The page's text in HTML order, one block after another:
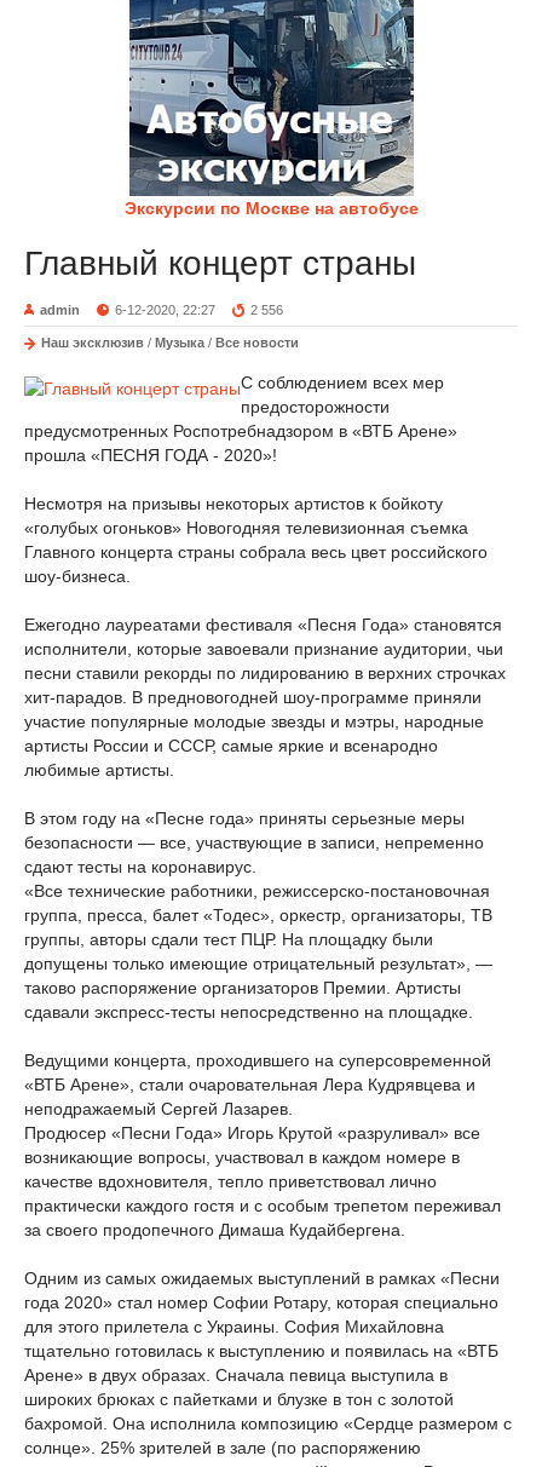
Экскурсии по Москве на автобусе
Главный концерт страны
admin 6-12-2020, 22:27 2 556
Наш эксклюзив / Музыка / Все новости
С соблюдением всех мер
предосторожности
предусмотренных Роспотребнадзором в «ВТБ Арене»
прошла «ПЕСНЯ ГОДА - 2020»!
Несмотря на призывы некоторых артистов к бойкоту
«голубых огоньков» Новогодняя телевизионная съемка
Главного концерта страны собрала весь цвет российского
шоу-бизнеса.
Ежегодно лауреатами фестиваля «Песня Года» становятся
исполнители, которые завоевали признание аудитории, чьи
песни ставили рекорды по лидированию в верхних строчках
хит-парадов. В предновогодней шоу-программе приняли
участие популярные молодые звезды и мэтры, народные
артисты России и СССР, самые яркие и всенародно
любимые артисты.
В этом году на «Песне года» приняты серьезные меры
безопасности — все, участвующие в записи, непременно
сдают тесты на коронавирус.
«Все технические работники, режиссерско-постановочная
группа, пресса, балет «Тодес», оркестр, организаторы, ТВ
группы, авторы сдали тест ПЦР. На площадку были
допущены только имеющие отрицательный результат», —
таково распоряжение организаторов Премии. Артисты
сдавали экспресс-тесты непосредственно на площадке.
Ведущими концерта, проходившего на суперсовременной
«ВТБ Арене», стали очаровательная Лера Кудрявцева и
неподражаемый Сергей Лазарев.
Продюсер «Песни Года» Игорь Крутой «разруливал» все
возникающие вопросы, участвовал в каждом номере в
качестве вдохновителя, тепло приветствовал лично
практически каждого гостя и с особым трепетом переживал
за своего продопечного Димаша Кудайбергена.
Одним из самых ожидаемых выступлений в рамках «Песни
года 2020» стал номер Софии Ротару, которая специально
для этого прилетела с Украины. София Михайловна
тщательно готовилась к выступлению и появилась на «ВТБ
Арене» в двух образах. Сначала певица выступила в
широких брюках с пайетками и блузке в тон с золотой
бахромой. Она исполнила композицию «Сердце размером с
солнце». 25% зрителей в зале (по распоряжению